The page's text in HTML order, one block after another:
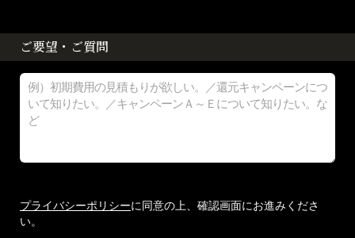
ご要望・ご質問
プライバシーポリシーに同意の上、確認画面にお進みくださ
い。